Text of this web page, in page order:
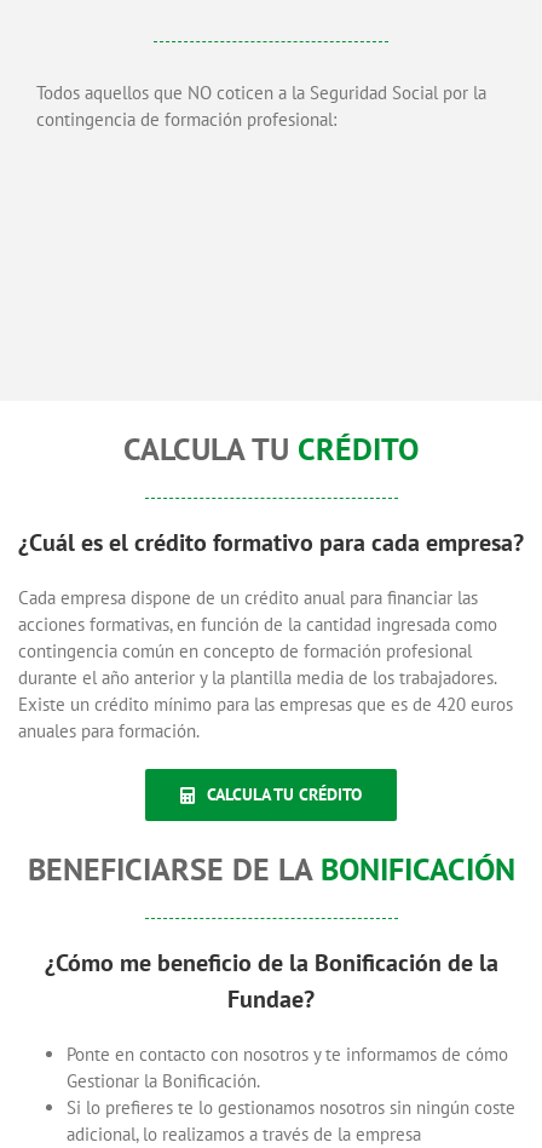
Todos aquellos que NO coticen a la Seguridad Social por la
contingencia de formación profesional:
CALCULA TU CRÉDITO
¿Cuál es el crédito formativo para cada empresa?
Cada empresa dispone de un crédito anual para financiar las
acciones formativas, en función de la cantidad ingresada como
contingencia común en concepto de formación profesional
durante el año anterior y la plantilla media de los trabajadores.
Existe un crédito mínimo para las empresas que es de 420 euros
anuales para formación.
CALCULA TU CRÉDITO
BENEFICIARSE DE LA BONIFICACIÓN
¿Cómo me beneficio de la Bonificación de la
Fundae?
Ponte en contacto con nosotros y te informamos de cómo
Gestionar la Bonificación.
Si lo prefieres te lo gestionamos nosotros sin ningún coste
adicional, lo realizamos a través de la empresa